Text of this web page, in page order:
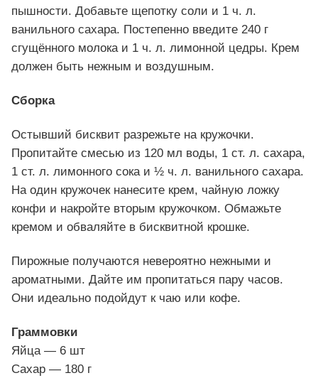
пышности. Добавьте щепотку соли и 1 ч. л.
ванильного сахара. Постепенно введите 240 г
сгущённого молока и 1 ч. л. лимонной цедры. Крем
должен быть нежным и воздушным.
Сборка
Остывший бисквит разрежьте на кружочки.
Пропитайте смесью из 120 мл воды, 1 ст. л. сахара,
1 ст. л. лимонного сока и ½ ч. л. ванильного сахара.
На один кружочек нанесите крем, чайную ложку
конфи и накройте вторым кружочком. Обмажьте
кремом и обваляйте в бисквитной крошке.
Пирожные получаются невероятно нежными и
ароматными. Дайте им пропитаться пару часов.
Они идеально подойдут к чаю или кофе.
Граммовки
Яйца — 6 шт
Сахар — 180 г